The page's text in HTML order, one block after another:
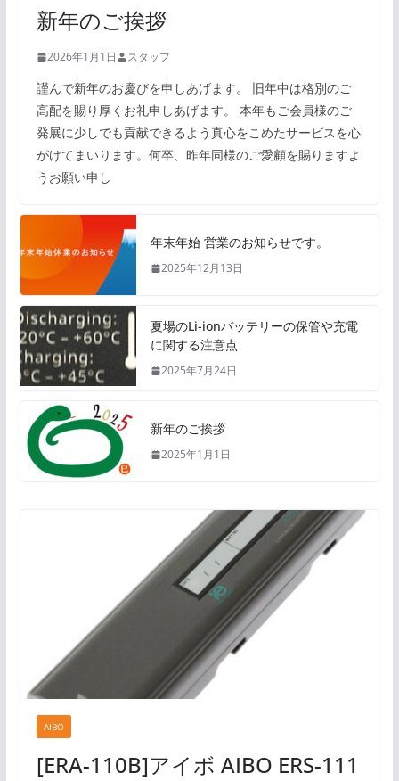
新年のご挨拶
2026年1月1日 スタッフ
謹んで新年のお慶びを申しあげます。 旧年中は格別のご
高配を賜り厚くお礼申しあげます。 本年もご会員様のご
発展に少しでも貢献できるよう真心をこめたサービスを心
がけてまいります。何卒、昨年同様のご愛顧を賜りますよ
うお願い申し
年末年始 営業のお知らせです。
2025年12月13日
夏場のLi-ionバッテリーの保管や充電
に関する注意点
2025年7月24日
新年のご挨拶
2025年1月1日
AIBO
[ERA-110B]アイボ AIBO ERS-111